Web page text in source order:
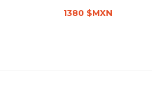
1380 $MXN